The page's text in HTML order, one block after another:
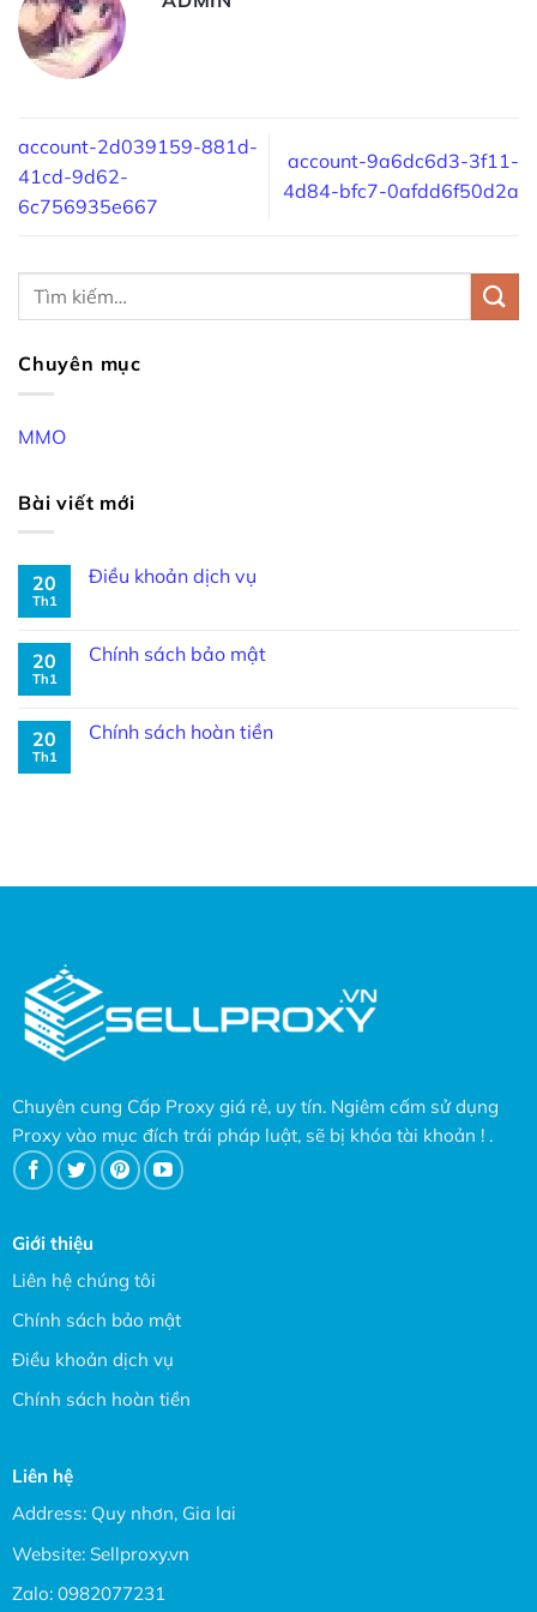
account-2d039159-881d-
41cd-9d62-
6c756935e667
account-9a6dc6d3-3f11-
4d84-bfc7-0afdd6f50d2a
Chuyên mục
MMO
Bài viết mới
20
Th1
Điều khoản dịch vụ
20
Th1
Chính sách bảo mật
20
Th1
Chính sách hoàn tiền
Chuyên cung Cấp Proxy giá rẻ, uy tín. Ngiêm cấm sử dụng
Proxy vào mục đích trái pháp luật, sẽ bị khóa tài khoản ! .
Giới thiệu
Liên hệ chúng tôi
Chính sách bảo mật
Điều khoản dịch vụ
Chính sách hoàn tiền
Liên hệ
Address: Quy nhơn, Gia lai
Website: Sellproxy.vn
Zalo: 0982077231